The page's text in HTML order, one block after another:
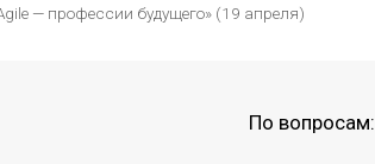
— профессии будущего» (19 апреля)
По вопросам: